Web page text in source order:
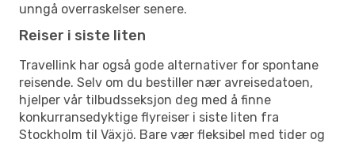
unngå overraskelser senere.
Reiser i siste liten
Travellink har også gode alternativer for spontane
reisende. Selv om du bestiller nær avreisedatoen,
hjelper vår tilbudsseksjon deg med å finne
konkurransedyktige flyreiser i siste liten fra
Stockholm til Växjö. Bare vær fleksibel med tider og